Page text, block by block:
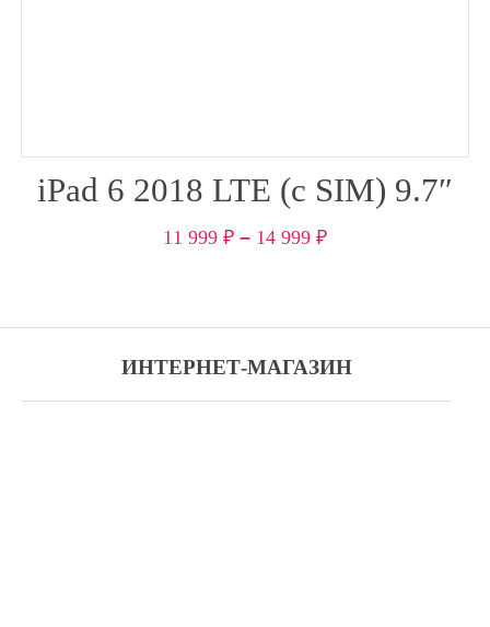
iPad 6 2018 LTE (с SIM) 9.7″
11 999 ₽ – 14 999 ₽
ИНТЕРНЕТ-МАГАЗИН